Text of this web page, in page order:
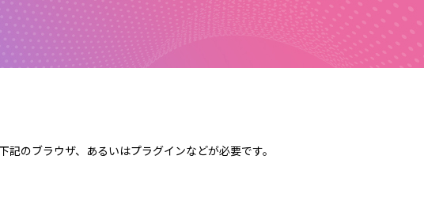
のブラウザ、あるいはプラグインなどが必要です。